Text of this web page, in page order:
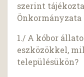
szerint
Önkormányzata
1./ A kóbor
eszközökkel,
településükön?